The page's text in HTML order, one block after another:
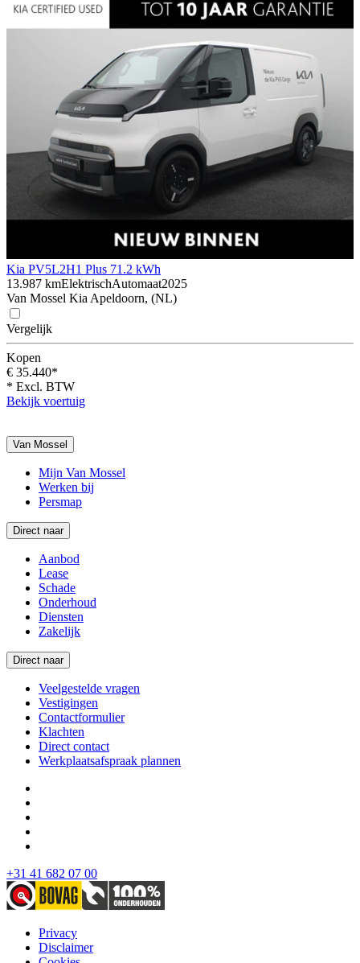
Kia PV5L2H1 Plus 71.2 kWh
13.987 kmElektrischAutomaat2025
Van Mossel Kia Apeldoorn, (NL)
Vergelijk
Kopen
€ 35.440*
* Excl. BTW
Bekijk voertuig
Van Mossel
Mijn Van Mossel
Werken bij
Persmap
Direct naar
Aanbod
Lease
Schade
Onderhoud
Diensten
Zakelijk
Direct naar
Veelgestelde vragen
Vestigingen
Contactformulier
Klachten
Direct contact
Werkplaatsafspraak plannen
+31 41 682 07 00
Privacy
Disclaimer